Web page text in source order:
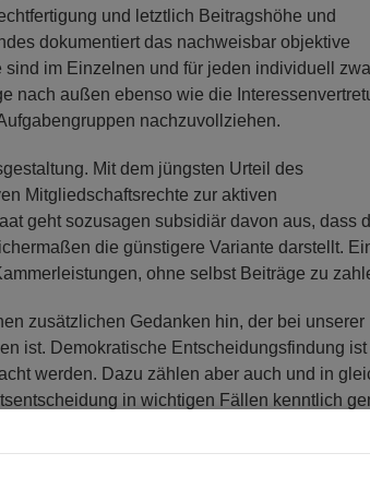
und letztlich Beitragshöhe und
dokumentiert das nachweisbar objektive
im Einzelnen und für jeden individuell
nach außen ebenso wie die
nachzuvollziehen.
Mit dem jüngsten Urteil des
Mitgliedschaftsrechte zur aktiven
geht sozusagen subsidiär davon aus, dass
die günstigere Variante darstellt.
ohne selbst Beiträge zu
zusätzlichen Gedanken hin, der bei unserer
ist. Demokratische Entscheidungsfindung
werden. Dazu zählen aber auch und in
in wichtigen Fällen kenntlich
sondern der Beratung und
gegebenenfalls Zeit, die
hat aber in beispielhafter und